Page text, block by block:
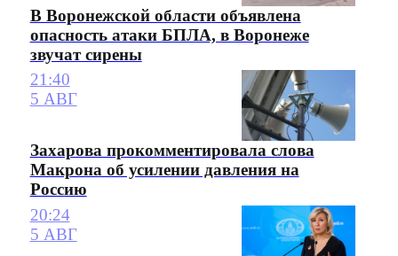
В Воронежской области объявлена
опасность атаки БПЛА, в Воронеже
звучат сирены
21:40
5 АВГ
Захарова прокомментировала слова
Макрона об усилении давления на
Россию
20:24
5 АВГ